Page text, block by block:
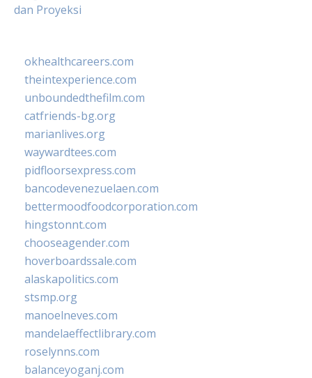
dan Proyeksi
okhealthcareers.com
theintexperience.com
unboundedthefilm.com
catfriends-bg.org
marianlives.org
waywardtees.com
pidfloorsexpress.com
bancodevenezuelaen.com
bettermoodfoodcorporation.com
hingstonnt.com
chooseagender.com
hoverboardssale.com
alaskapolitics.com
stsmp.org
manoelneves.com
mandelaeffectlibrary.com
roselynns.com
balanceyoganj.com